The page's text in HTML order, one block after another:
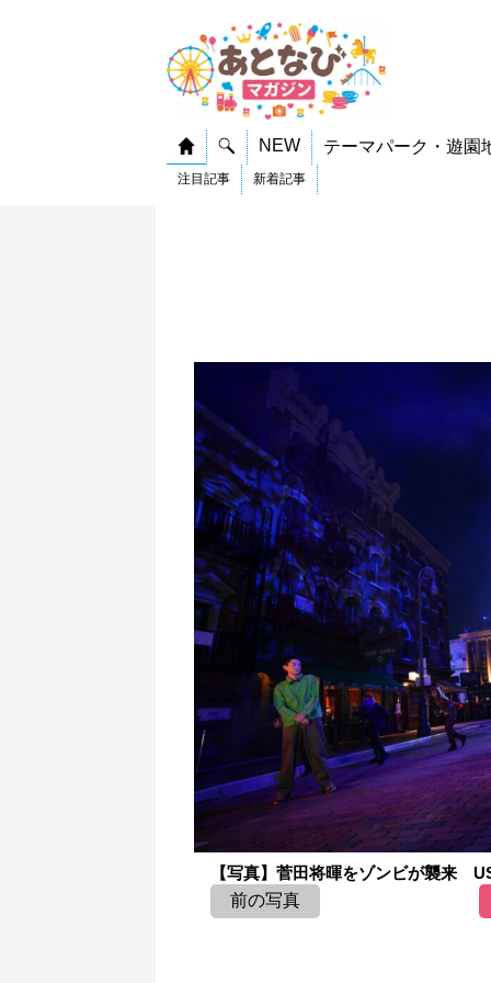
NEW テーマパーク・遊園
注目記事 新着記事
【写真】菅田将暉をゾンビが襲来
前の写真